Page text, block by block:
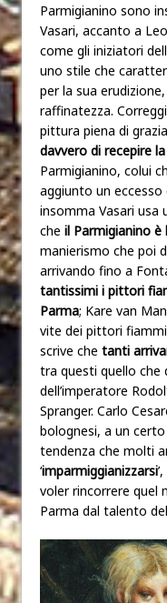
Parmigianino sono
Vasari, accanto a
come gli iniziatori
uno stile che
per la sua
raffinatezza.
pittura piena di
davvero di recepire
Parmigianino, colui
aggiunto un eccesso
insomma Vasari usa
che il Parmigianino è
manierismo che poi
arrivando fino a
tantissimi i pittori
Parma; Kare van
vite dei pittori
scrive che tanti
tra questi quello che
dell’imperatore
Spranger. Carlo
bolognesi, a un
tendenza che molti
‘imparmiggianizzarsi
voler rincorrere quel
Parma dal talento